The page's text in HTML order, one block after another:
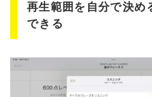
再生範囲を自分で決め
できる